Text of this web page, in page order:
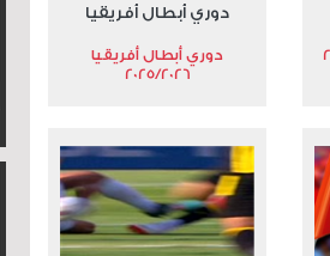
دوري أبطال أفريقيا
دوري أبطال أفريقيا
2025/2026